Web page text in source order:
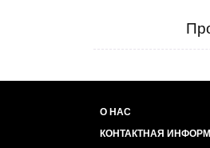
О НАС
КОНТАКТНАЯ